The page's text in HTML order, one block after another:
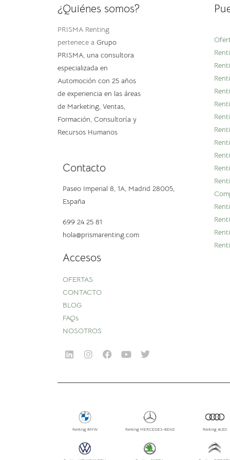
¿Quiénes somos?
PRISMA Renting
pertenece a Grupo
PRISMA, una consultora
especializada en
Automoción con 25 años
de experiencia en las áreas
de Marketing, Ventas,
Formación, Consultoría y
Recursos Humanos
Contacto
Paseo Imperial 8, 1A, Madrid 28005,
España
699 24 25 81
hola@prismarenting.com
Accesos
OFERTAS
CONTACTO
BLOG
FAQs
NOSOTROS
Renting BMW Renting MERCEDES-BENZ Renting AUDI